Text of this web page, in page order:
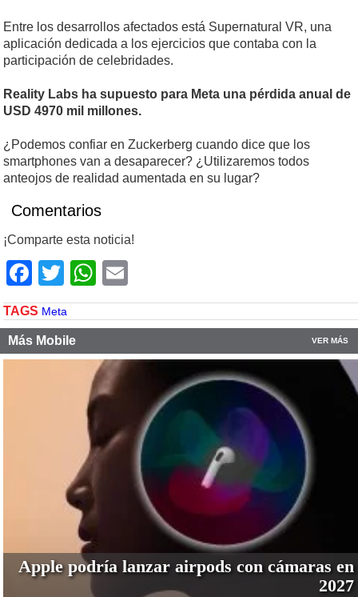
Entre los desarrollos afectados está Supernatural VR, una
aplicación dedicada a los ejercicios que contaba con la
participación de celebridades.
Reality Labs ha supuesto para Meta una pérdida anual de
USD 4970 mil millones.
¿Podemos confiar en Zuckerberg cuando dice que los
smartphones van a desaparecer? ¿Utilizaremos todos
anteojos de realidad aumentada en su lugar?
Comentarios
¡Comparte esta noticia!
Facebook
TwitterWhatsApp
TAGS Meta
Más Mobile VER MÁS
Apple podría lanzar airpods con cámaras en
2027